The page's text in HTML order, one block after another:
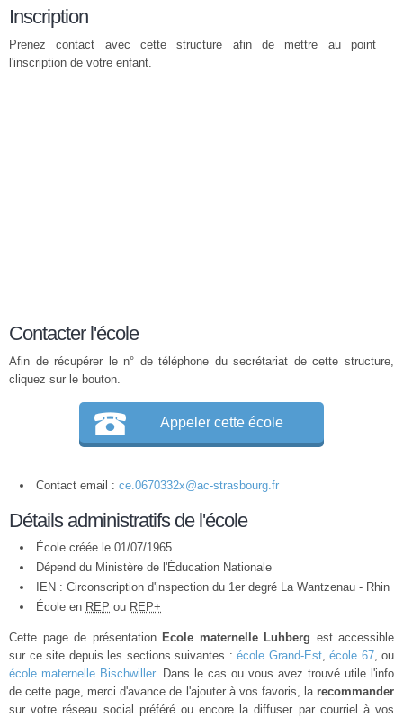
Inscription
Prenez contact avec cette structure afin de mettre au point
l'inscription de votre enfant.
Contacter l'école
Afin de récupérer le n° de téléphone du secrétariat de cette structure,
cliquez sur le bouton.
Appeler cette école
Contact email : ce.0670332x@ac-strasbourg.fr
Détails administratifs de l'école
École créée le 01/07/1965
Dépend du Ministère de l'Éducation Nationale
IEN : Circonscription d'inspection du 1er degré La Wantzenau - Rhin
École en REP ou REP+
Cette page de présentation Ecole maternelle Luhberg est accessible
sur ce site depuis les sections suivantes : école Grand-Est, école 67, ou
école maternelle Bischwiller. Dans le cas ou vous avez trouvé utile l'info
de cette page, merci d'avance de l'ajouter à vos favoris, la recommander
sur votre réseau social préféré ou encore la diffuser par courriel à vos